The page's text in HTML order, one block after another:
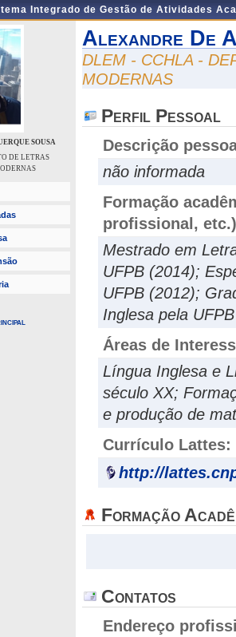
Integrado de Gestão de Atividades
SOUSA
DE LETRAS
Alexandre De
DLEM - CCHLA -
MODERNAS
Perfil Pessoal
Descrição
não informada
Formação
profissional, etc.)
Mestrado em
UFPB (2014);
UFPB (2012);
Inglesa pela
Áreas de
Língua Inglesa e
século XX;
e produção de
Currículo Lattes:
http://
Formação
Contatos
Endereço